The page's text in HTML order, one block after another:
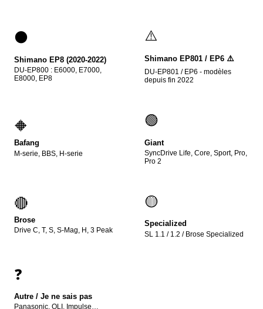
⚫
Shimano EP8 (2020-2022)
DU-EP800 : E6000, E7000,
E8000, EP8
⚠️
Shimano EP801 / EP6 ⚠️
DU-EP801 / EP6 - modèles
depuis fin 2022
🔶
Bafang
M-serie, BBS, H-serie
🟢
Giant
SyncDrive Life, Core, Sport, Pro,
Pro 2
🔴
Brose
Drive C, T, S, S-Mag, H, 3 Peak
🟡
Specialized
SL 1.1 / 1.2 / Brose Specialized
❓
Autre / Je ne sais pas
Panasonic, OLI, Impulse…